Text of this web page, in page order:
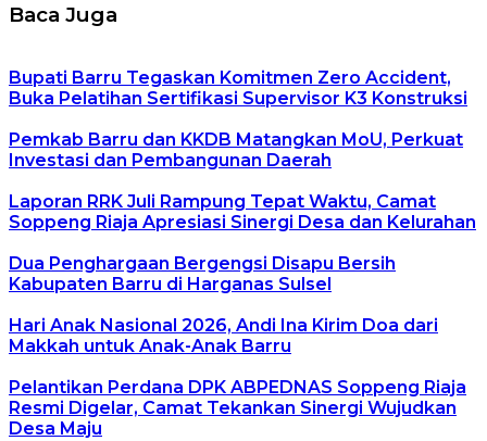
Baca Juga
Bupati Barru Tegaskan Komitmen Zero Accident,
Buka Pelatihan Sertifikasi Supervisor K3 Konstruksi
Pemkab Barru dan KKDB Matangkan MoU, Perkuat
Investasi dan Pembangunan Daerah
Laporan RRK Juli Rampung Tepat Waktu, Camat
Soppeng Riaja Apresiasi Sinergi Desa dan Kelurahan
Dua Penghargaan Bergengsi Disapu Bersih
Kabupaten Barru di Harganas Sulsel
Hari Anak Nasional 2026, Andi Ina Kirim Doa dari
Makkah untuk Anak-Anak Barru
Pelantikan Perdana DPK ABPEDNAS Soppeng Riaja
Resmi Digelar, Camat Tekankan Sinergi Wujudkan
Desa Maju